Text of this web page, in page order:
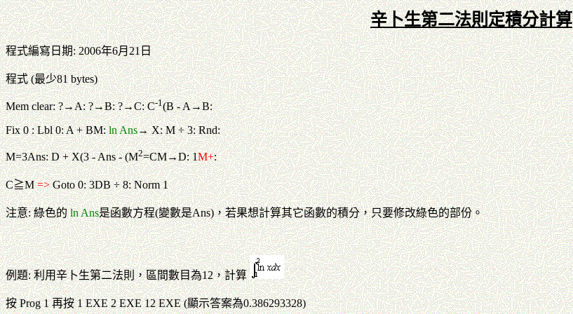
辛卜生第二法則定積分計算
程式編寫日期: 2006年6月21日
程式 (最少81 bytes)
Mem clear: ?→A: ?→B: ?→C: C-1(B - A→B:
Fix 0 : Lbl 0: A + BM:ln Ans→ X: M ÷ 3: Rnd:
M=3Ans: D + X(3 - Ans - (M2=CM→D: 1M+:
C≧M=>Goto 0: 3DB ÷ 8: Norm 1
注意: 綠色的ln Ans是函數方程(變數是Ans)，若果想計算其它函數的積分，只要修改綠色的部份。
例題: 利用辛卜生第二法則，區間數目為12，計算
按 Prog 1 再按 1 EXE 2 EXE 12 EXE (顯示答案為0.386293328)